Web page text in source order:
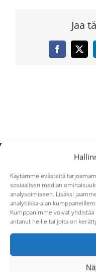
Käytämme evästeitä
sosiaalisen median
analysoimiseen. Lisäksi
analytiikka-alan
Kumppanimme voivat
antanut heille tai joita on
Jaa
Facebook
X